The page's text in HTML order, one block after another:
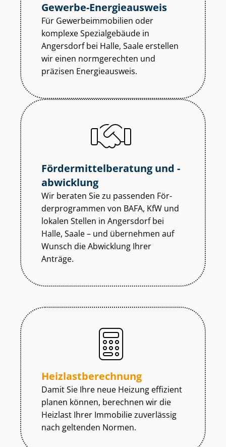
Gewerbe-Energieausweis
Für Ge­wer­be­im­mo­bi­li­en oder
komplexe Spezialgebäude in
Angersdorf bei Halle, Saale erstellen
wir einen normgerechten und
präzisen Energieausweis.
För­der­mit­tel­be­ra­tung und -
abwicklung
Wir beraten Sie zu passenden För­
der­pro­gram­men von BAFA, KfW und
lokalen Stellen in Angersdorf bei
Halle, Saale – und übernehmen auf
Wunsch die Abwicklung Ihrer
Anträge.
Heiz­last­be­rech­nung
Damit Sie Ihre neue Heizung effizient
planen können, berechnen wir die
Heizlast Ihrer Immobilie zuverlässig
nach geltenden Normen.